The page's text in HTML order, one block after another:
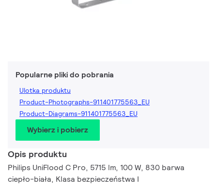
Popularne pliki do pobrania
Ulotka produktu
Product-Photographs-911401775563_EU
Product-Diagrams-911401775563_EU
Wybierz i pobierz
Opis produktu
Philips UniFlood C Pro, 5715 lm, 100 W, 830 barwa
ciepło-biała, Klasa bezpieczeństwa I